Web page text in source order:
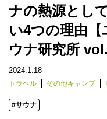
ナの熱源とし
い4つの理由
ウナ研究所
2024.1.18
トラベル その他キャンプ
#サウナ